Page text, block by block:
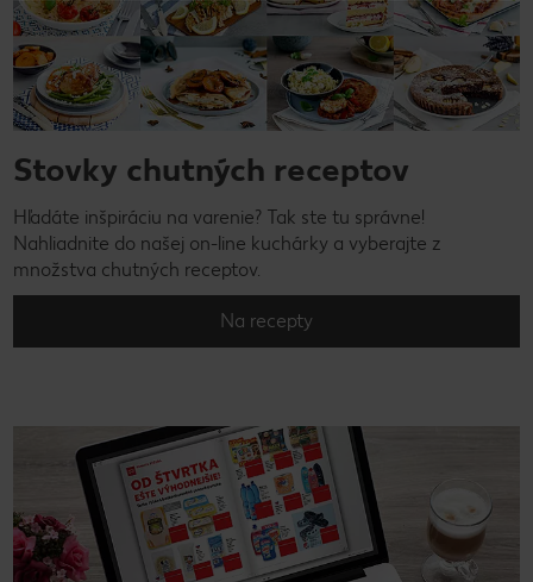
Stovky chutných receptov
Hľadáte inšpiráciu na varenie? Tak ste tu správne!
Nahliadnite do našej on-line kuchárky a vyberajte z
množstva chutných receptov.
Na recepty